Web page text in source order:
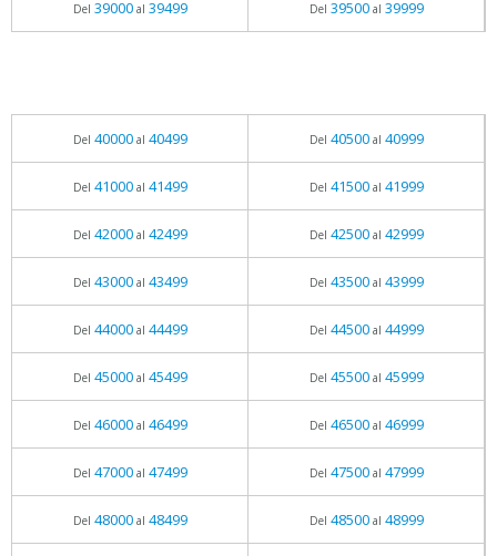
Del 39000al 39499 Del 39500al 39999
Del 40000al 40499 Del 40500al 40999
Del 41000al 41499 Del 41500al 41999
Del 42000al 42499 Del 42500al 42999
Del 43000al 43499 Del 43500al 43999
Del 44000al 44499 Del 44500al 44999
Del 45000al 45499 Del 45500al 45999
Del 46000al 46499 Del 46500al 46999
Del 47000al 47499 Del 47500al 47999
Del 48000al 48499 Del 48500al 48999